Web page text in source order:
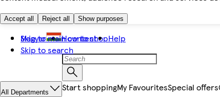
Accept all Reject all Show purposes
Skip to main content
Skip to search
Magyar How to shopHelp
All Departments Start shoppingMy FavouritesSpecial offers